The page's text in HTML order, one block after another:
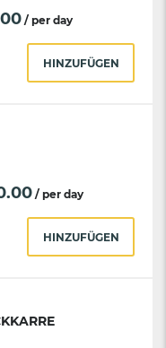
/ per day
HINZUFÜGEN
/ per day
HINZUFÜGEN